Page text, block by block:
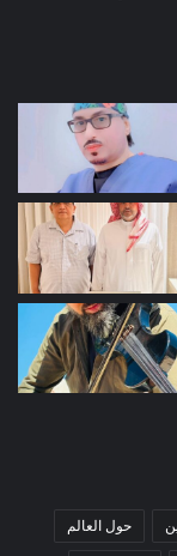
حول العالم